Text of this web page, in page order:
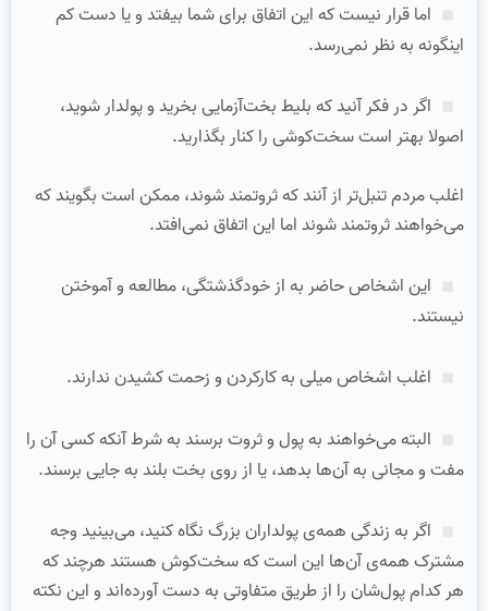
اما قرار نیست که این اتفاق برای شما بیفتد و یا دست کم
اینگونه به نظر نمی‌رسد.
اگر در فکر آنید که بلیط بخت‌آزمایی بخرید و پولدار شوید،
اصولا بهتر است سخت‌کوشی را کنار بگذارید.
اغلب مردم تنبل‌تر از آنند که ثروتمند شوند، ممکن است بگویند که
می‌خواهند ثروتمند شوند اما این اتفاق نمی‌افتد.
این اشخاص حاضر به از خودگذشتگی، مطالعه و آموختن
نیستند.
اغلب اشخاص میلی به کارکردن و زحمت کشیدن ندارند.
البته می‌خواهند به پول و ثروت برسند به شرط آنکه کسی آن را
مفت و مجانی به آن‌ها بدهد، یا از روی بخت بلند به جایی برسند.
اگر به زندگی همه‌ی پولداران بزرگ نگاه کنید، می‌بینید وجه
مشترک همه‌ی آن‌ها این است که سخت‌کوش هستند هرچند که
هر کدام پول‌شان را از طریق متفاوتی به دست آورده‌اند و این نکته